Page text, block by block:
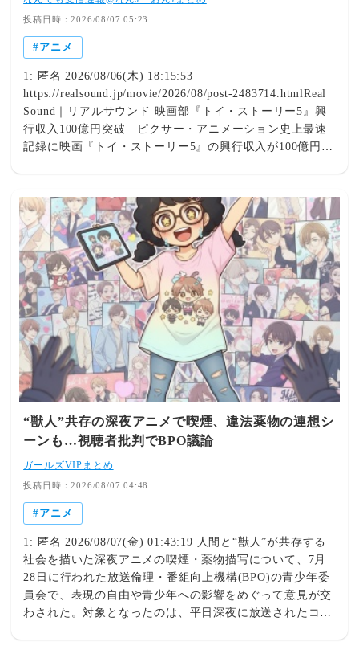
投稿日時：2026/08/07 05:23
アニメ
1: 匿名 2026/08/06(木) 18:15:53
https://realsound.jp/movie/2026/08/post-2483714.htmlReal
Sound｜リアルサウンド 映画部『トイ・ストーリー5』興
行収入100億円突破 ピクサー・アニメーション史上最速
記録に映画『トイ・ストーリー5』の興行収入が100億円を
ストーリー』シリーズ最新作。7月3日に日本公開を迎え、
公開初週末3日間で動員164万人、興行収入24億1510万円を
記録し、『アナと雪の女王2』…公開34日目での興行収入
100億円突破はピクサー・アニメーションとして史上最速
となり、『トイ・ストーリー』シリーズとしても最速の記
録となる。さらに、興行収入100億9千万円の『トイ・スト
ーリー4』を抜き、シリーズNo.1興行収入である『トイ・
ストーリー3』の108億円超えも目前に控えている。
“獣人”共存の深夜アニメで喫煙、違法薬物の連想シ
ーンも…視聴者批判でBPO議論
ガールズVIPまとめ
投稿日時：2026/08/07 04:48
アニメ
1: 匿名 2026/08/07(金) 01:43:19 人間と“獣人”が共存する
社会を描いた深夜アニメの喫煙・薬物描写について、7月
28日に行われた放送倫理・番組向上機構(BPO)の青少年委
員会で、表現の自由や青少年への影響をめぐって意見が交
わされた。対象となったのは、平日深夜に放送されたコメ